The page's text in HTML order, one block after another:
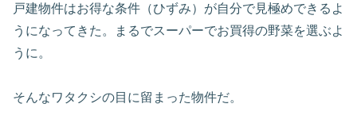
戸建物件はお得な条件（ひずみ）が自分で見極めできるよ
うになってきた。まるでスーパーでお買得の野菜を選ぶよ
うに。
そんなワタクシの目に留まった物件だ。